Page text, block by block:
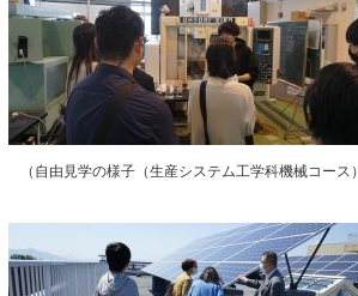
（自由見学の様子（生産システム工学科機械コース）